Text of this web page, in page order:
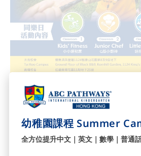
幼稚園課程 Summer
全方位提升中文｜英文｜數學｜普通